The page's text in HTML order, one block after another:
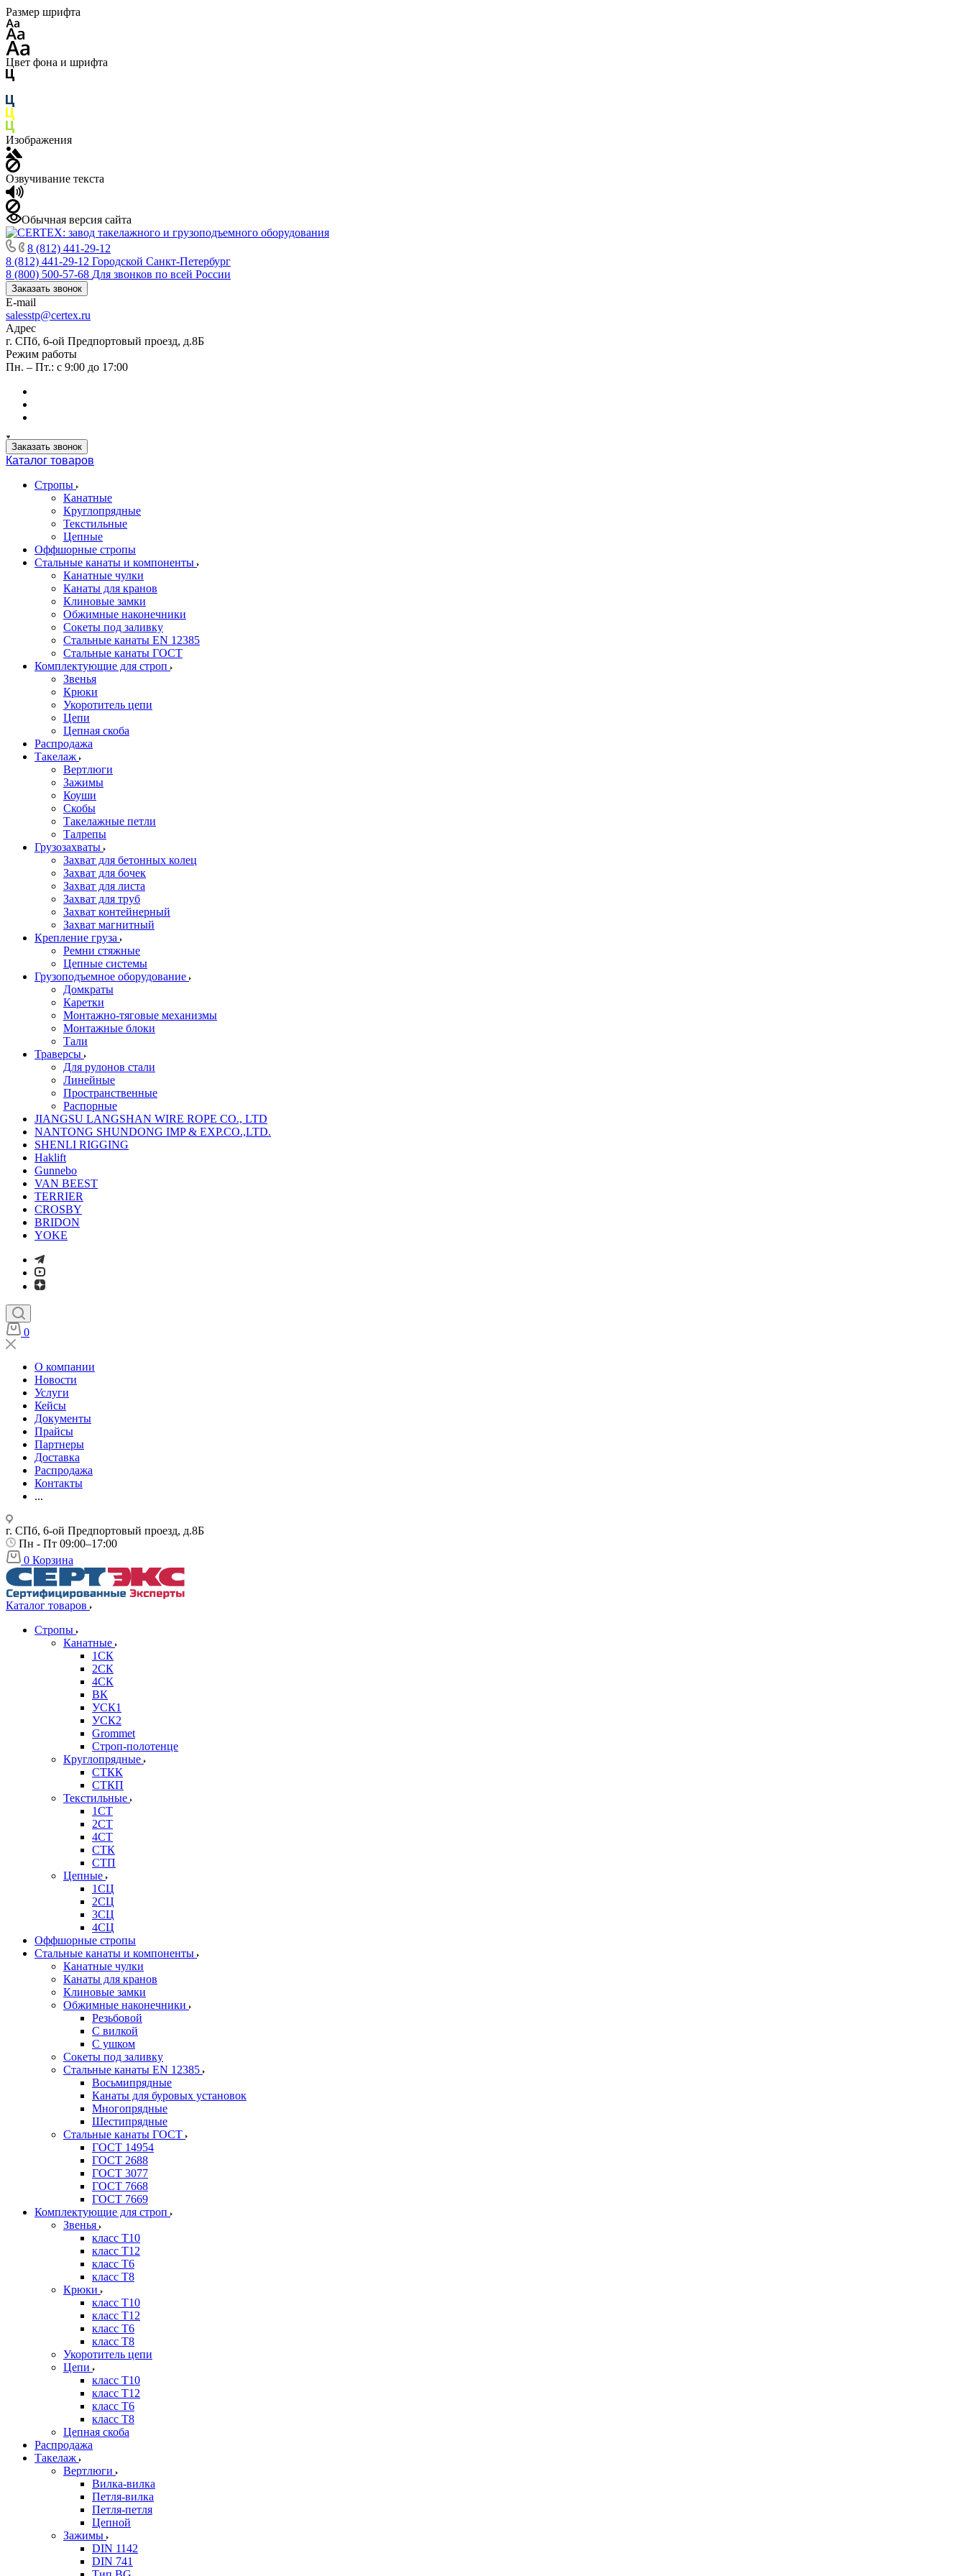
Размер шрифта
Цвет фона и шрифта
Изображения
Озвучивание текста
Обычная версия сайта
8 (812) 441-29-12
8 (812) 441-29-12 Городской Санкт-Петербург
8 (800) 500-57-68 Для звонков по всей России
Заказать звонок
E-mail
salesstp@certex.ru
Адрес
г. СПб, 6-ой Предпортовый проезд, д.8Б
Режим работы
Пн. – Пт.: с 9:00 до 17:00
Заказать звонок
Каталог товаров
Стропы
Канатные
Круглопрядные
Текстильные
Цепные
Оффшорные стропы
Стальные канаты и компоненты
Канатные чулки
Канаты для кранов
Клиновые замки
Обжимные наконечники
Сокеты под заливку
Стальные канаты EN 12385
Стальные канаты ГОСТ
Комплектующие для строп
Звенья
Крюки
Укоротитель цепи
Цепи
Цепная скоба
Распродажа
Такелаж
Вертлюги
Зажимы
Коуши
Скобы
Такелажные петли
Талрепы
Грузозахваты
Захват для бетонных колец
Захват для бочек
Захват для листа
Захват для труб
Захват контейнерный
Захват магнитный
Крепление груза
Ремни стяжные
Цепные системы
Грузоподъемное оборудование
Домкраты
Каретки
Монтажно-тяговые механизмы
Монтажные блоки
Тали
Траверсы
Для рулонов стали
Линейные
Пространственные
Распорные
JIANGSU LANGSHAN WIRE ROPE CO., LTD
NANTONG SHUNDONG IMP & EXP.CO.,LTD.
SHENLI RIGGING
Haklift
Gunnebo
VAN BEEST
TERRIER
CROSBY
BRIDON
YOKE
0
О компании
Новости
Услуги
Кейсы
Документы
Прайсы
Партнеры
Доставка
Распродажа
Контакты
...
г. СПб, 6-ой Предпортовый проезд, д.8Б
Пн - Пт 09:00–17:00
0 Корзина
Каталог товаров
Стропы
Канатные
1СК
2СК
4СК
ВК
УСК1
УСК2
Grommet
Строп-полотенце
Круглопрядные
СТКК
СТКП
Текстильные
1СТ
2СТ
4СТ
СТК
СТП
Цепные
1СЦ
2СЦ
3СЦ
4СЦ
Оффшорные стропы
Стальные канаты и компоненты
Канатные чулки
Канаты для кранов
Клиновые замки
Обжимные наконечники
Резьбовой
С вилкой
С ушком
Сокеты под заливку
Стальные канаты EN 12385
Восьмипрядные
Канаты для буровых установок
Многопрядные
Шестипрядные
Стальные канаты ГОСТ
ГОСТ 14954
ГОСТ 2688
ГОСТ 3077
ГОСТ 7668
ГОСТ 7669
Комплектующие для строп
Звенья
класс Т10
класс Т12
класс Т6
класс Т8
Крюки
класс Т10
класс Т12
класс Т6
класс Т8
Укоротитель цепи
Цепи
класс Т10
класс Т12
класс Т6
класс Т8
Цепная скоба
Распродажа
Такелаж
Вертлюги
Вилка-вилка
Петля-вилка
Петля-петля
Цепной
Зажимы
DIN 1142
DIN 741